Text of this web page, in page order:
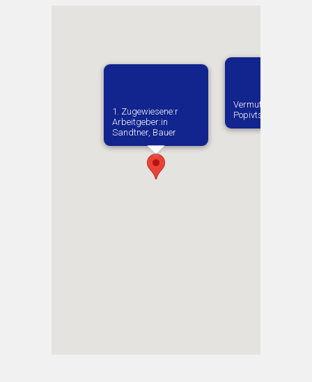
Vermutlich geboren
Popivtsi
1. Zugewiesene:r
Arbeitgeber:in​
Sandtner, Bauer